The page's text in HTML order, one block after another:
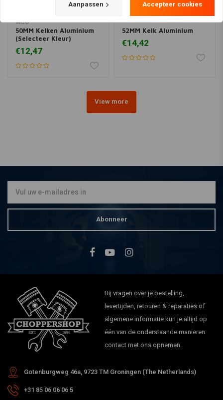
MCU
50MM Kelken Aluminium
(Selecteer Kleur)
€12,47
52MM Kelk Aluminium
€14,42
View more
Abonneer
Bij vragen over je bestelling,
levertijden, retouren & reparaties of
algemene informatie kun je altijd op
één van de onderstaande manieren
contact met ons opnemen.
Gotenburgweg 46a, 9723 TM Groningen (The Netherlands)
+31 85 06 06 06 5
Aanpassen Accepteer cookies